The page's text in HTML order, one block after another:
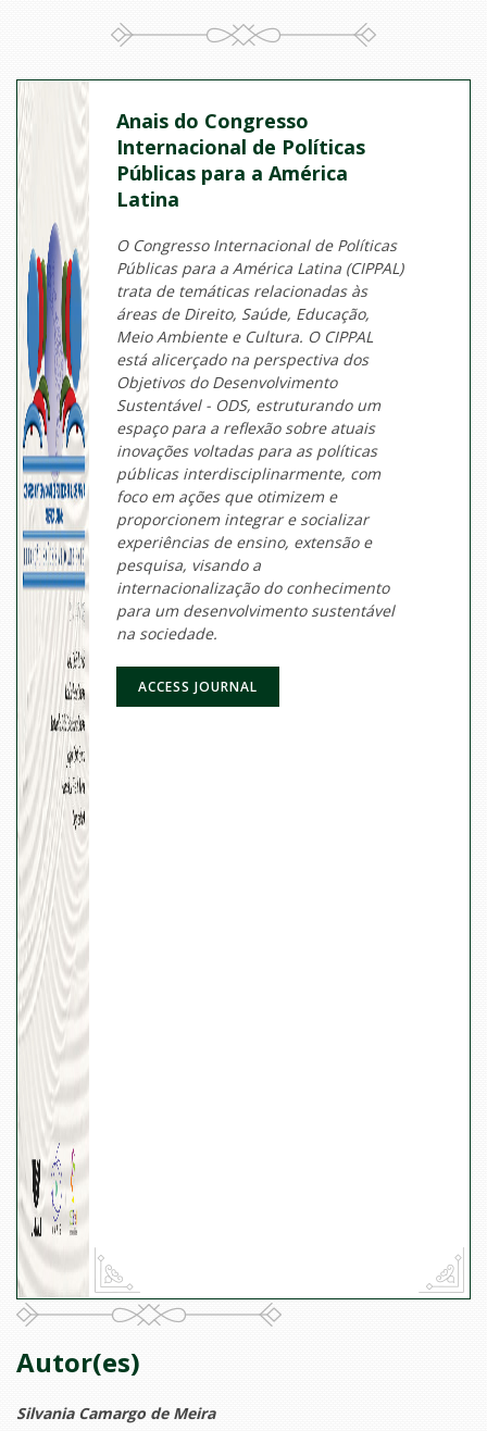
Anais do Congresso
Internacional de Políticas
Públicas para a América
Latina
O Congresso Internacional de Políticas
Públicas para a América Latina (CIPPAL)
trata de temáticas relacionadas às
áreas de Direito, Saúde, Educação,
Meio Ambiente e Cultura. O CIPPAL
está alicerçado na perspectiva dos
Objetivos do Desenvolvimento
Sustentável - ODS, estruturando um
espaço para a reflexão sobre atuais
inovações voltadas para as políticas
públicas interdisciplinarmente, com
foco em ações que otimizem e
proporcionem integrar e socializar
experiências de ensino, extensão e
pesquisa, visando a
internacionalização do conhecimento
para um desenvolvimento sustentável
na sociedade.
ACCESS JOURNAL
Autor(es)
Silvania Camargo de Meira